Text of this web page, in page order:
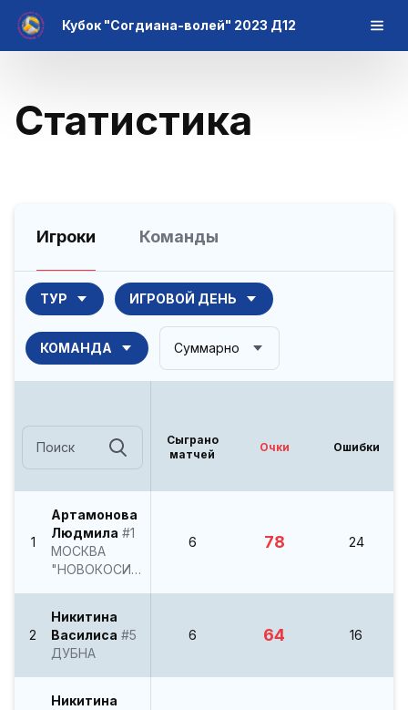
Кубок "Согдиана-волей" 2023 Д12
Статистика
Игроки Команды
ТУР ИГРОВОЙ ДЕНЬ
КОМАНДА Суммарно
Сыграно
матчей
Очки Ошибки
1
Артамонова
Людмила #1
МОСКВА
"НОВОКОСИНО"
6 78 24
2
Никитина
Василиса #5
ДУБНА
6 64 16
Никитина